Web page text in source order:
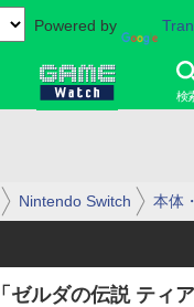
Powered by
検
Nintendo Switch 本体
ゼルダの伝説 ティ